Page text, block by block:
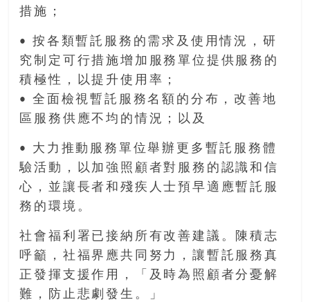
措施；
• 按各類暫託服務的需求及使用情況，研
究制定可行措施增加服務單位提供服務的
積極性，以提升使用率；
• 全面檢視暫託服務名額的分布，改善地
區服務供應不均的情況；以及
• 大力推動服務單位舉辦更多暫託服務體
驗活動，以加強照顧者對服務的認識和信
心，並讓長者和殘疾人士預早適應暫託服
務的環境。
社會福利署已接納所有改善建議。陳積志
呼籲，社福界應共同努力，讓暫託服務真
正發揮支援作用，「及時為照顧者分憂解
難，防止悲劇發生。」